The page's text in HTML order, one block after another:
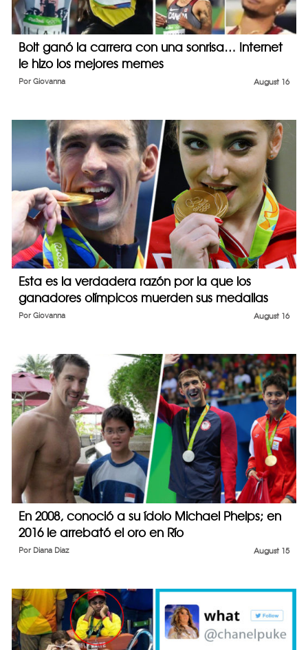
Bolt ganó la carrera con una sonrisa… Internet
le hizo los mejores memes
August 16
Por Giovanna
Esta es la verdadera razón por la que los
ganadores olímpicos muerden sus medallas
August 16
Por Giovanna
En 2008, conoció a su ídolo Michael Phelps; en
2016 le arrebató el oro en Río
August 15
Por Diana Diaz